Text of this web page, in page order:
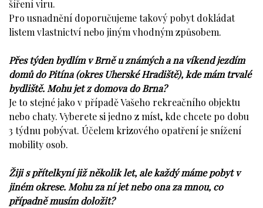
šíření viru.
Pro usnadnění doporučujeme takový pobyt dokládat
listem vlastnictví nebo jiným vhodným způsobem.
Přes týden bydlím v Brně u známých a na víkend jezdím
domů do Pitína (okres Uherské Hradiště), kde mám trvalé
bydliště. Mohu jet z domova do Brna?
Je to stejné jako v případě Vašeho rekreačního objektu
nebo chaty. Vyberete si jedno z míst, kde chcete po dobu
3 týdnu pobývat. Účelem krizového opatření je snížení
mobility osob.
Žiji s přítelkyní již několik let, ale každý máme pobyt v
jiném okrese. Mohu za ní jet nebo ona za mnou, co
případně musím doložit?